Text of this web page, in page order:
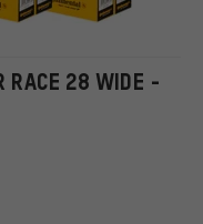
RACE 28 WIDE -